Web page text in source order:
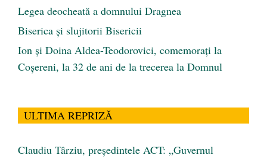
Legea deocheată a domnului Dragnea
Biserica și slujitorii Bisericii
Ion și Doina Aldea-Teodorovici, comemorați la
Coșereni, la 32 de ani de la trecerea la Domnul
ULTIMA REPRIZĂ
Claudiu Târziu, președintele ACT: „Guvernul